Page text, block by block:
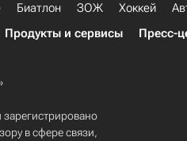
Биатлон ЗОЖ Хоккей
Продукты и сервисы Пресс-
в сфере связи,